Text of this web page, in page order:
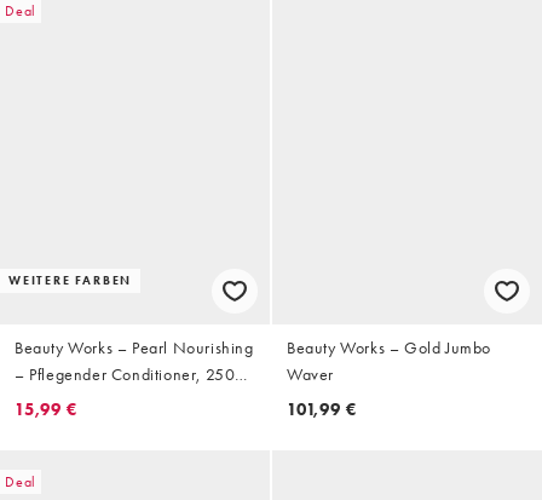
Deal
WEITERE FARBEN
Beauty Works – Pearl Nourishing
– Pflegender Conditioner, 250
ml
15,99 €
Beauty Works – Gold Jumbo
Waver
101,99 €
Deal